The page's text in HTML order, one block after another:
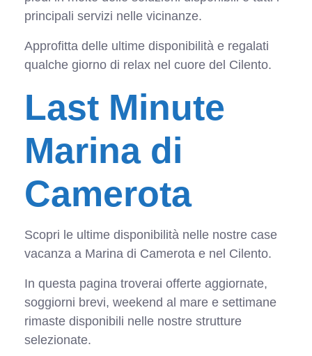
principali servizi nelle vicinanze.
Approfitta delle ultime disponibilità e regalati
qualche giorno di relax nel cuore del Cilento.
Last Minute
Marina di
Camerota
Scopri le ultime disponibilità nelle nostre case
vacanza a Marina di Camerota e nel Cilento.
In questa pagina troverai offerte aggiornate,
soggiorni brevi, weekend al mare e settimane
rimaste disponibili nelle nostre strutture
selezionate.